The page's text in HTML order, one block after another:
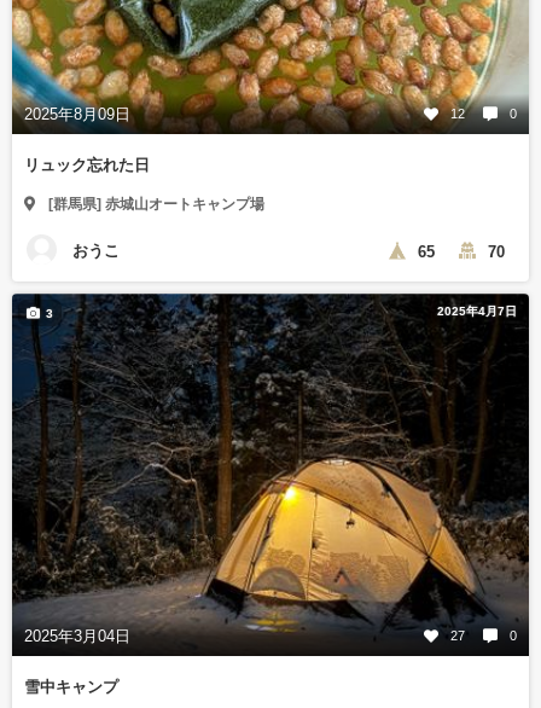
2025年8月09日 12 0
リュック忘れた日
[群馬県] 赤城山オートキャンプ場
おうこ 65 70
2025年4月7日
2025年3月04日 27 0
3
雪中キャンプ